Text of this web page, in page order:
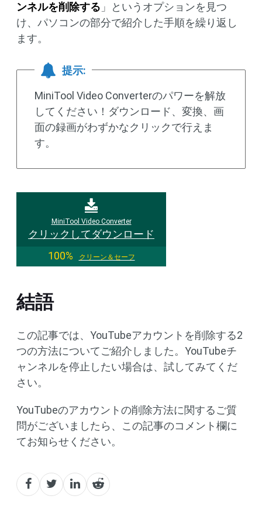
ンネルを削除する 」というオプションを見つ
け、パソコンの部分で紹介した手順を繰り返し
ます。
提示:
MiniTool Video Converterのパワーを解放
してください！ダウンロード、変換、画
面の録画がわずかなクリックで行えま
す。
MiniTool Video Converter
クリックしてダウンロード
100%
クリーン＆セーフ
結語
この記事では、YouTubeアカウントを削除する2
つの方法についてご紹介しました。YouTubeチ
ャンネルを停止したい場合は、試してみてくだ
さい。
YouTubeのアカウントの削除方法に関するご質
問がございましたら、この記事のコメント欄に
てお知らせください。